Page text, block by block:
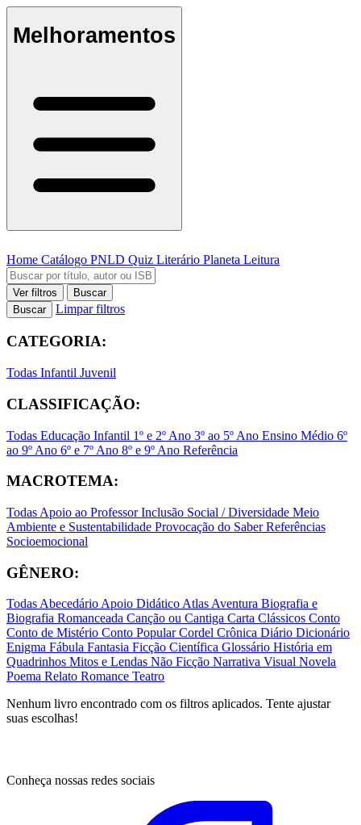
Melhoramentos
Home Catálogo PNLD Quiz Literário Planeta Leitura
Ver filtros
Buscar
Buscar
Limpar filtros
CATEGORIA:
Todas Infantil Juvenil
CLASSIFICAÇÃO:
Todas Educação Infantil 1º e 2º Ano 3º ao 5º Ano Ensino Médio 6º
ao 9º Ano 6º e 7º Ano 8º e 9º Ano Referência
MACROTEMA:
Todas Apoio ao ProfessorInclusão Social / Diversidade Meio
Ambiente e Sustentabilidade Provocação do SaberReferências
Socioemocional
GÊNERO:
TodasAbecedárioApoio DidáticoAtlasAventura Biografia e
Biografia Romanceada Canção ou Cantiga Carta Clássicos Conto
Conto de Mistério Conto PopularCordel Crônica Diário Dicionário
Enigma Fábula Fantasia Ficção Científica Glossário História em
Quadrinhos Mitos e Lendas Não Ficção Narrativa Visual Novela
Poema Relato Romance Teatro
Nenhum livro encontrado com os filtros aplicados. Tente ajustar
suas escolhas!
Conheça nossas redes sociais